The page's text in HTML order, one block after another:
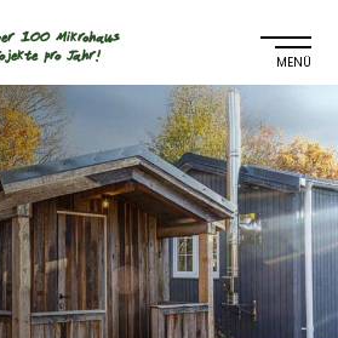
100 Mikrohaus
pro Jahr!